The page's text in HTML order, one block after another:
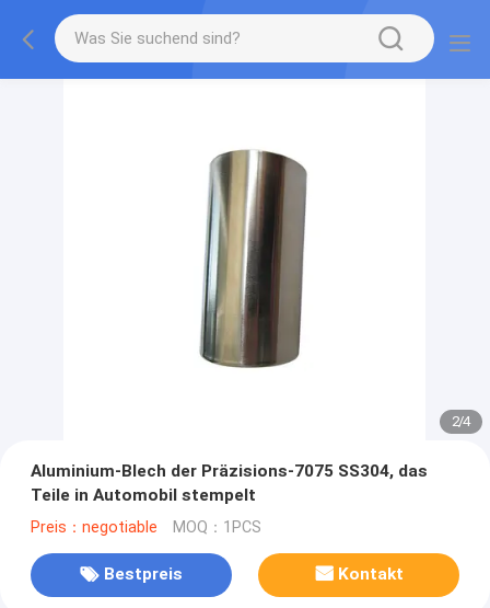
2/4
Aluminium-Blech der Präzisions-7075 SS304, das
Teile in Automobil stempelt
Preis：negotiable MOQ：1PCS
Bestpreis Kontakt